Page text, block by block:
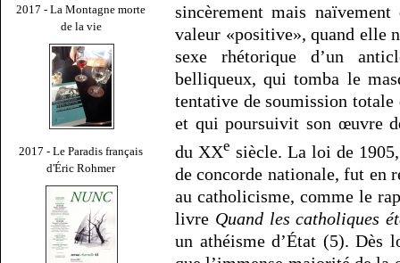
2017 - La Montagne morte
de la vie
2017 - Le Paradis français
d'Éric Rohmer
sincèrement mais
valeur «positive», quand elle
sexe rhétorique d’un
belliqueux, qui tomba le
tentative de soumission
et qui poursuivit son œuvre
du XXe siècle. La loi de
de concorde nationale, fut en
au catholicisme, comme le
livre Quand les catholiques
un athéisme d’État (5). Dès